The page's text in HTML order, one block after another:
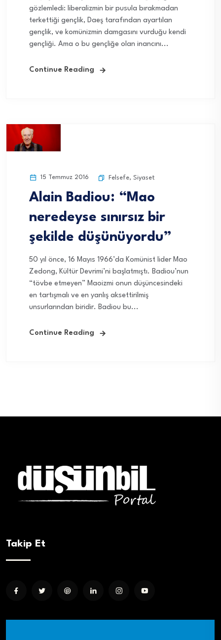
gözlemledi: liberalizmin bir pusula bırakmadan
terkettiği gençlik, Daeş tarafından ayartılan
gençlik, ve komünizmin damgasını vurduğu kendi
gençliği. Ama o bu gençliğe olan inancını...
Continue Reading
15 Temmuz 2016 Felsefe, Siyaset
Alain Badiou: “Mao
neredeyse sınırsız bir
şekilde düşünüyordu”
50 yıl önce, 16 Mayıs 1966’da Komünist lider Mao
Zedong, Kültür Devrimi’ni başlatmıştı. Badiou’nun
“tövbe etmeyen” Maoizmi onun düşüncesindeki
en tartışmalı ve en yanlış aksettirilmiş
unsurlarından biridir. Badiou bu...
Continue Reading
Takip Et